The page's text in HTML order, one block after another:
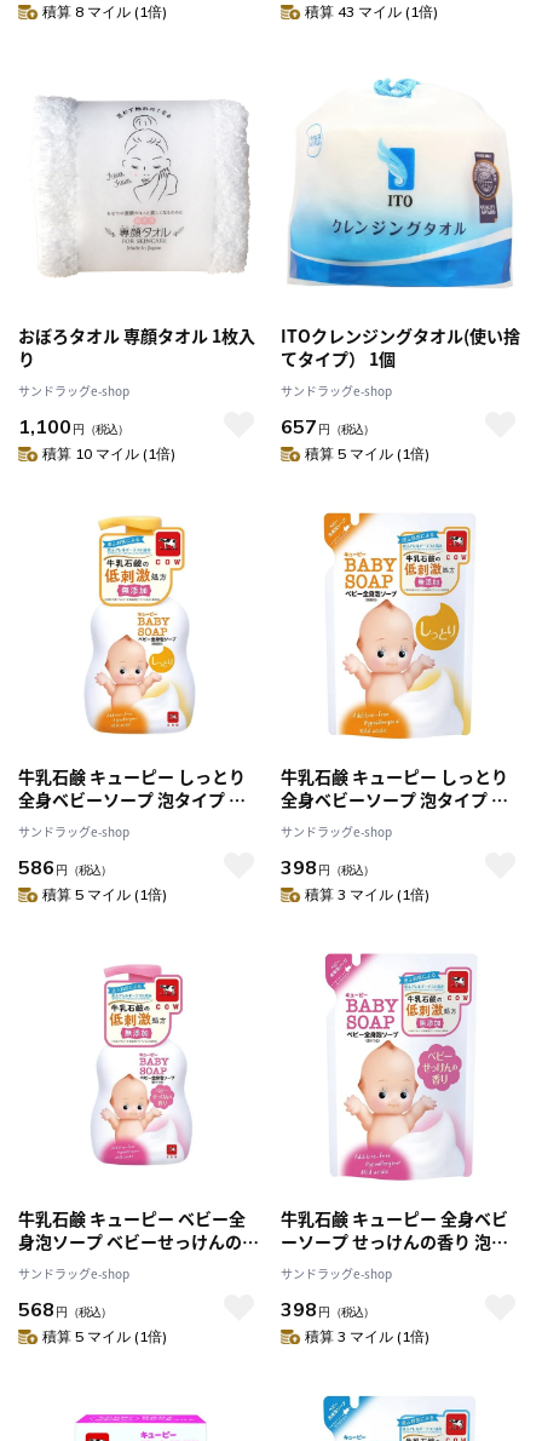
積算 8 マイル (1倍) 積算 43 マイル (1倍)
おぼろタオル 専顔タオル 1枚入
り
サンドラッグe-shop
1,100 円 （税込）
積算 10 マイル (1倍)
ITOクレンジングタオル(使い捨
てタイプ） 1個
サンドラッグe-shop
657 円 （税込）
積算 5 マイル (1倍)
牛乳石鹸 キューピー しっとり
全身ベビーソープ 泡タイプ ポ
ンプ 400ml
サンドラッグe-shop
586 円 （税込）
積算 5 マイル (1倍)
牛乳石鹸 キューピー しっとり
全身ベビーソープ 泡タイプ 詰
替 350ml
サンドラッグe-shop
398 円 （税込）
積算 3 マイル (1倍)
牛乳石鹸 キューピー ベビー全
身泡ソープ ベビーせっけんの香
り ポンプ付 400ml
サンドラッグe-shop
568 円 （税込）
積算 5 マイル (1倍)
牛乳石鹸 キューピー 全身ベビ
ーソープ せっけんの香り 泡タ
イプ 詰替 350ml
サンドラッグe-shop
398 円 （税込）
積算 3 マイル (1倍)